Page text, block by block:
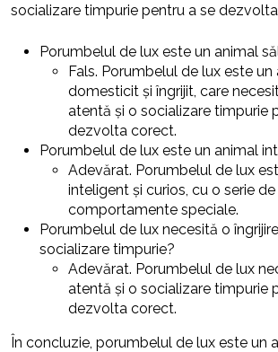
socializare timpurie pentru a se
Porumbelul de lux este un animal
Fals. Porumbelul de lux este un
domesticit și îngrijit, care
atentă și o socializare timpurie
dezvolta corect.
Porumbelul de lux este un animal
Adevărat. Porumbelul de lux
inteligent și curios, cu o serie
comportamente speciale.
Porumbelul de lux necesită o
socializare timpurie?
Adevărat. Porumbelul de lux
atentă și o socializare timpurie
dezvolta corect.
În concluzie, porumbelul de lux este un